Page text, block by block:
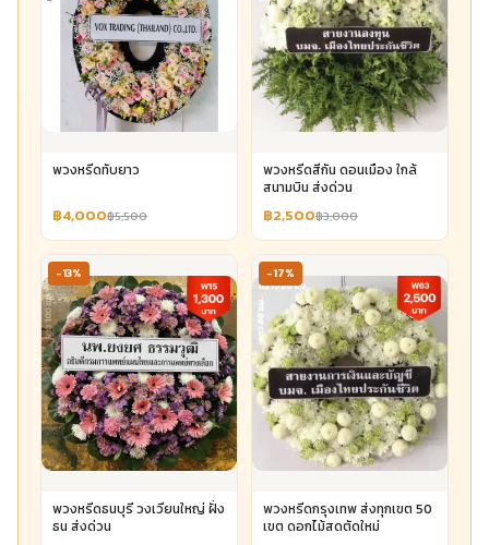
พวงหรีดทับยาว
฿4,000฿5,500
พวงหรีดสีกัน ดอนเมือง ใกล้
สนามบิน ส่งด่วน
฿2,500฿3,000
-13%
พวงหรีดธนบุรี วงเวียนใหญ่ ฝั่ง
ธน ส่งด่วน
-17%
พวงหรีดกรุงเทพ ส่งทุกเขต 50
เขต ดอกไม้สดตัดใหม่